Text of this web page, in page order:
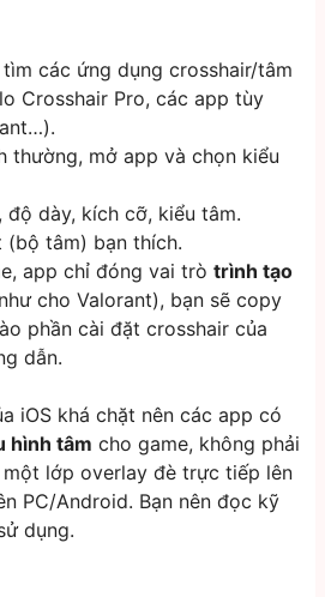
tìm các ứng dụng crosshair/tâm
Crosshair Pro, các app tùy
thường, mở app và chọn kiểu
độ dày, kích cỡ, kiểu tâm.
(bộ tâm) bạn thích.
app chỉ đóng vai trò trình tạo
cho Valorant), bạn sẽ copy
phần cài đặt crosshair của
dẫn.
iOS khá chặt nên các app có
hình tâm cho game, không phải
lớp overlay đè trực tiếp lên
PC/Android. Bạn nên đọc kỹ
dụng.